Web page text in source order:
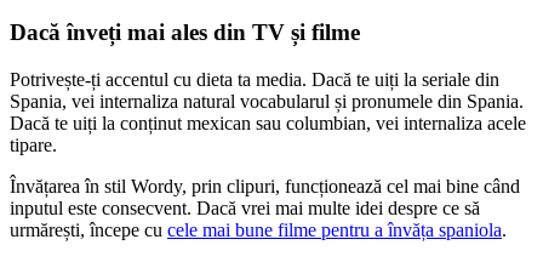
Dacă înveți mai ales din TV și filme
Potrivește-ți accentul cu dieta ta media. Dacă te uiți la seriale din
Spania, vei internaliza natural vocabularul și pronumele din Spania.
Dacă te uiți la conținut mexican sau columbian, vei internaliza acele
tipare.
Învățarea în stil Wordy, prin clipuri, funcționează cel mai bine când
inputul este consecvent. Dacă vrei mai multe idei despre ce să
urmărești, începe cu cele mai bune filme pentru a învăța spaniola.